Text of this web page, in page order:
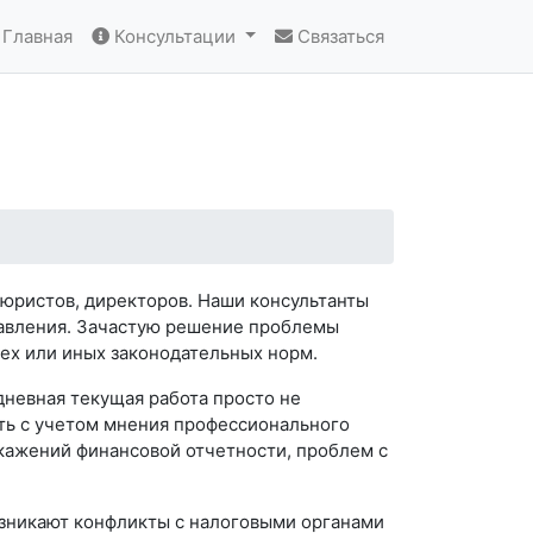
Консультации Связаться
директоров. Наши консультанты
Зачастую решение проблемы
или иных законодательных норм.
текущая работа просто не
с учетом мнения профессионального
финансовой отчетности, проблем с
конфликты с налоговыми органами